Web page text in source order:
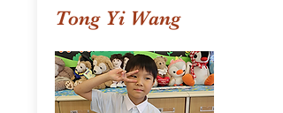
Tong Yi Wang